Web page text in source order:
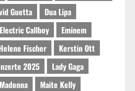
Guetta
Dua Lipa
Electric Callboy
Eminem
Fischer
Kerstin Ott
2025
Lady Gaga
Madonna
Maite Kelly